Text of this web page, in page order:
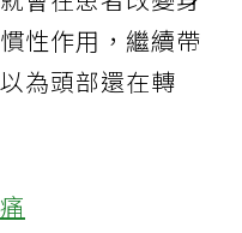
性作用，繼續帶
為頭部還在轉